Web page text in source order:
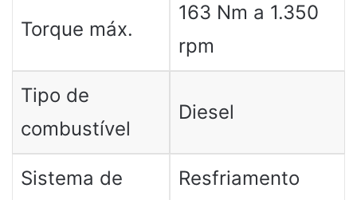
Torque máx.
163 Nm a 1.350
rpm
Tipo de
combustível
Diesel
Sistema de Resfriamento